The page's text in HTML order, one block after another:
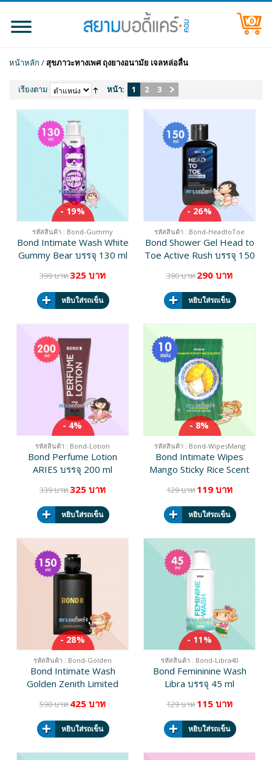
0
หน้าหลัก /สุขภาวะทางเพศ ถุงยางอนามัย เจลหล่อลื่น
เรียงตาม หน้า: 1 2 3
- 19%
รหัสสินค้า : Bond-Gummy
Bond Intimate Wash White
Gummy Bear บรรจุ 130 ml
399 บาท325 บาท
หยิบใส่รถเข็น
- 26%
รหัสสินค้า : Bond-HeadtoToe
Bond Shower Gel Head to
Toe Active Rush บรรจุ 150
390 บาท290 บาท
หยิบใส่รถเข็น
- 4%
รหัสสินค้า : Bond-Lotion
Bond Perfume Lotion
ARIES บรรจุ 200 ml
339 บาท325 บาท
หยิบใส่รถเข็น
- 8%
รหัสสินค้า : Bond-WipesMang
Bond Intimate Wipes
Mango Sticky Rice Scent
129 บาท119 บาท
หยิบใส่รถเข็น
- 28%
รหัสสินค้า : Bond-Golden
Bond Intimate Wash
Golden Zenith Limited
590 บาท425 บาท
หยิบใส่รถเข็น
- 11%
รหัสสินค้า : Bond-Libra40
Bond Femininine Wash
Libra บรรจุ 45 ml
129 บาท115 บาท
หยิบใส่รถเข็น